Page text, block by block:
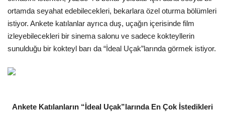
ortamda seyahat edebilecekleri, bekarlara özel oturma bölümleri
istiyor. Ankete katılanlar ayrıca duş, uçağın içerisinde film
izleyebilecekleri bir sinema salonu ve sadece kokteyllerin
sunulduğu bir kokteyl barı da “İdeal Uçak”larında görmek istiyor.
Ankete Katılanların “İdeal Uçak”larında En Çok İstedikleri